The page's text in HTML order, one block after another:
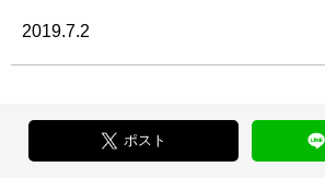
2019.7.2
ポスト